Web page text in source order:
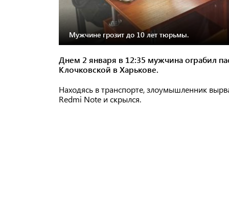
Мужчине грозит до 10 лет тюрьмы.
Днем 2 января в 12:35 мужчина ограбил
Клочковской в Харькове.
Находясь в транспорте, злоумышленник
Redmi Note и скрылся.